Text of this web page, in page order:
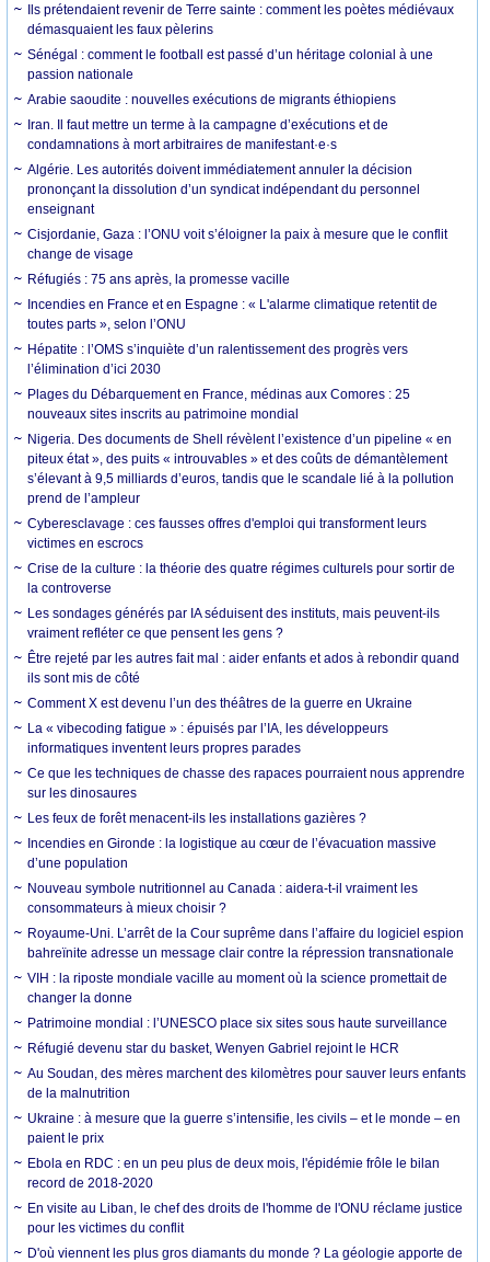
Ils prétendaient revenir de Terre sainte : comment les poètes médiévaux
démasquaient les faux pèlerins
Sénégal : comment le football est passé d’un héritage colonial à une
passion nationale
Arabie saoudite : nouvelles exécutions de migrants éthiopiens
Iran. Il faut mettre un terme à la campagne d’exécutions et de
condamnations à mort arbitraires de manifestant·e·s
Algérie. Les autorités doivent immédiatement annuler la décision
prononçant la dissolution d’un syndicat indépendant du personnel
enseignant
Cisjordanie, Gaza : l’ONU voit s’éloigner la paix à mesure que le conflit
change de visage
Réfugiés : 75 ans après, la promesse vacille
Incendies en France et en Espagne : « L'alarme climatique retentit de
toutes parts », selon l’ONU
Hépatite : l’OMS s’inquiète d’un ralentissement des progrès vers
l’élimination d’ici 2030
Plages du Débarquement en France, médinas aux Comores : 25
nouveaux sites inscrits au patrimoine mondial
Nigeria. Des documents de Shell révèlent l’existence d’un pipeline « en
piteux état », des puits « introuvables » et des coûts de démantèlement
s’élevant à 9,5 milliards d’euros, tandis que le scandale lié à la pollution
prend de l’ampleur
Cyberesclavage : ces fausses offres d'emploi qui transforment leurs
victimes en escrocs
Crise de la culture : la théorie des quatre régimes culturels pour sortir de
la controverse
Les sondages générés par IA séduisent des instituts, mais peuvent-ils
vraiment refléter ce que pensent les gens ?
Être rejeté par les autres fait mal : aider enfants et ados à rebondir quand
ils sont mis de côté
Comment X est devenu l’un des théâtres de la guerre en Ukraine
La « vibecoding fatigue » : épuisés par l’IA, les développeurs
informatiques inventent leurs propres parades
Ce que les techniques de chasse des rapaces pourraient nous apprendre
sur les dinosaures
Les feux de forêt menacent-ils les installations gazières ?
Incendies en Gironde : la logistique au cœur de l’évacuation massive
d’une population
Nouveau symbole nutritionnel au Canada : aidera-t-il vraiment les
consommateurs à mieux choisir ?
Royaume-Uni. L’arrêt de la Cour suprême dans l’affaire du logiciel espion
bahreïnite adresse un message clair contre la répression transnationale
VIH : la riposte mondiale vacille au moment où la science promettait de
changer la donne
Patrimoine mondial : l’UNESCO place six sites sous haute surveillance
Réfugié devenu star du basket, Wenyen Gabriel rejoint le HCR
Au Soudan, des mères marchent des kilomètres pour sauver leurs enfants
de la malnutrition
Ukraine : à mesure que la guerre s’intensifie, les civils – et le monde – en
paient le prix
Ebola en RDC : en un peu plus de deux mois, l'épidémie frôle le bilan
record de 2018-2020
En visite au Liban, le chef des droits de l'homme de l'ONU réclame justice
pour les victimes du conflit
D'où viennent les plus gros diamants du monde ? La géologie apporte de